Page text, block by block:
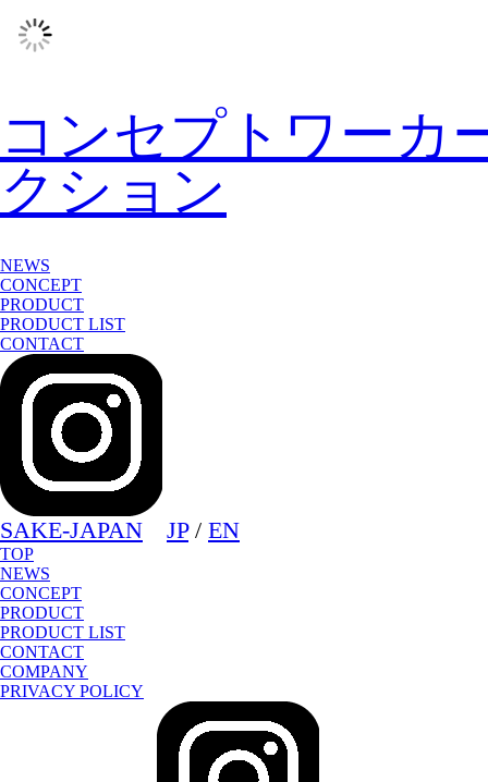
コンセプトワーカ
クション
NEWS
CONCEPT
PRODUCT
PRODUCT LIST
CONTACT
SAKE-JAPAN JP/ EN
TOP
NEWS
CONCEPT
PRODUCT
PRODUCT LIST
CONTACT
COMPANY
PRIVACY POLICY